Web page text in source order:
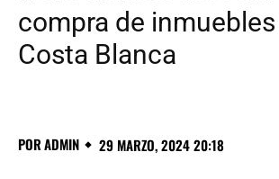
compra de
Costa Blanca
PORADMIN 29 MARZO, 2024 20:18